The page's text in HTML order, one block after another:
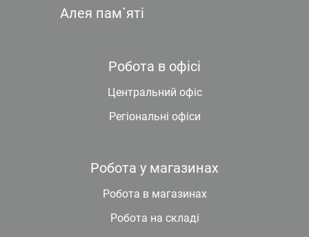
Алея пам`яті
Робота в офісі
Центральний офіс
Регіональні офіси
Робота у магазинах
Робота в магазинах
Робота на складі